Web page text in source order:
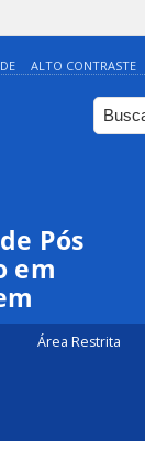
ALTO CONTRASTE
Pós
em
Área Restrita